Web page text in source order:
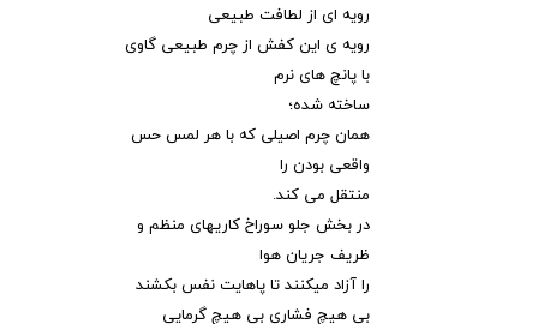
رویه ای از لطافت طبیعی
رویه ی این کفش از چرم طبیعی گاوی
با پانچ های نرم
ساخته شده؛
همان چرم اصیلی که با هر لمس حس
واقعی بودن را
منتقل می کند.
در بخش جلو سوراخ کاریهای منظم و
ظریف جریان هوا
را آزاد میکنند تا پاهایت نفس بکشند
بی هیچ فشاری بی هیچ گرمایی